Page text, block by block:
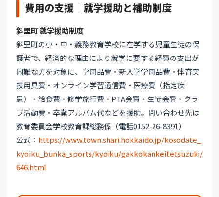
費用の支援｜就学援助と補助制度
斜里町 就学援助制度
斜里町の小・中・義務教育学校に在学する児童生徒の保
護者で、経済的な理由により就学に要する経費の支出が
困難な方を対象に、学用品費・新入学学用品費・体育実
技用具費・オンライン学習通信費・医療費（指定疾
患）・給食費・修学旅行費・PTA会費・生徒会費・クラ
ブ活動費・卒業アルバム代などを援助。問い合わせ先は
教育委員会学校教育課総務係（電話0152-26-8391）
公式： https://www.town.shari.hokkaido.jp/kosodate_
kyoiku_bunka_sports/kyoiku/gakkokankeitetsuzuki/
646.html